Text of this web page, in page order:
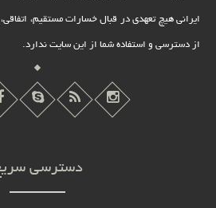
ایرانی هیچ تعهدى در قبال خسارات مستقیم،
از دسترسى و استفاده شما از این سایت ندارد.
دسترسی